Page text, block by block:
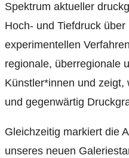
Spektrum aktueller
Hoch- und Tiefdruck
experimentellen
regionale, überregionale
Künstler*innen und
und gegenwärtig
Gleichzeitig markiert die
unseres neuen